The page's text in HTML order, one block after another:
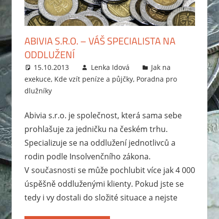
zabavit
exekutor,
probíhá
exekuce
mzdu
bankovní
Rady
zbavit
dluhů
ABIVIA S.R.O. – VÁŠ SPECIALISTA NA
ODDLUŽENÍ
15.10.2013 Lenka Idová
Jak na
exekuce, Kde vzít peníze a půjčky, Poradna pro
dlužníky
Abivia s.r.o. je společnost, která sama sebe
prohlašuje za jedničku na českém trhu.
Specializuje se na oddlužení jednotlivců a
rodin podle Insolvenčního zákona.
V současnosti se může pochlubit více jak 4 000
úspěšně oddluženými klienty. Pokud jste se
tedy i vy dostali do složité situace a nejste